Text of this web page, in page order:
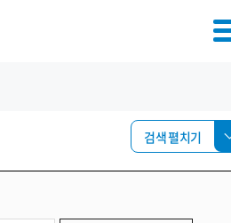
검색 펼치기